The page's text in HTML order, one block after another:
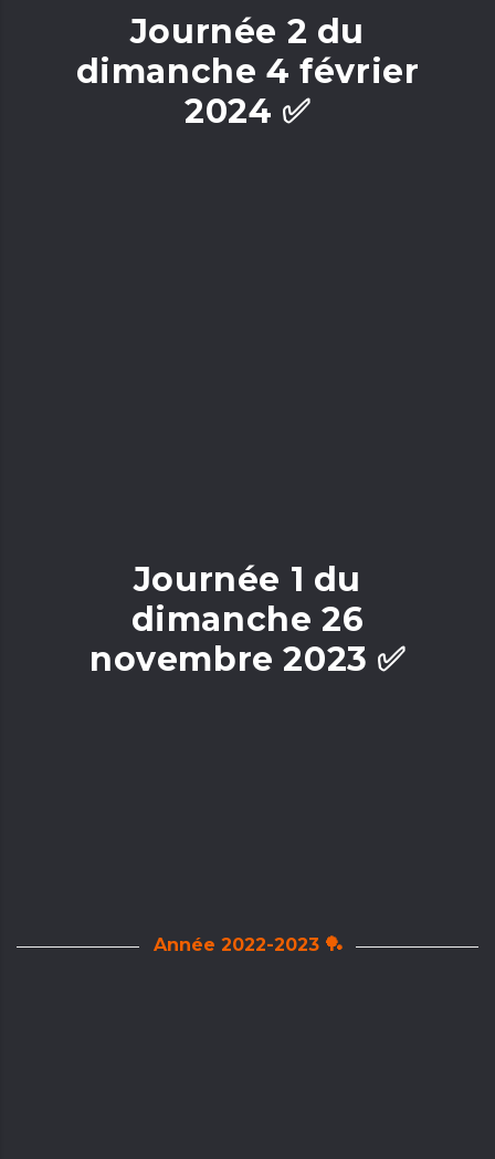
Journée 2 du
dimanche 4 février
2024 ✅
Journée 1 du
dimanche 26
novembre 2023 ✅
Année 2022-2023 🏓